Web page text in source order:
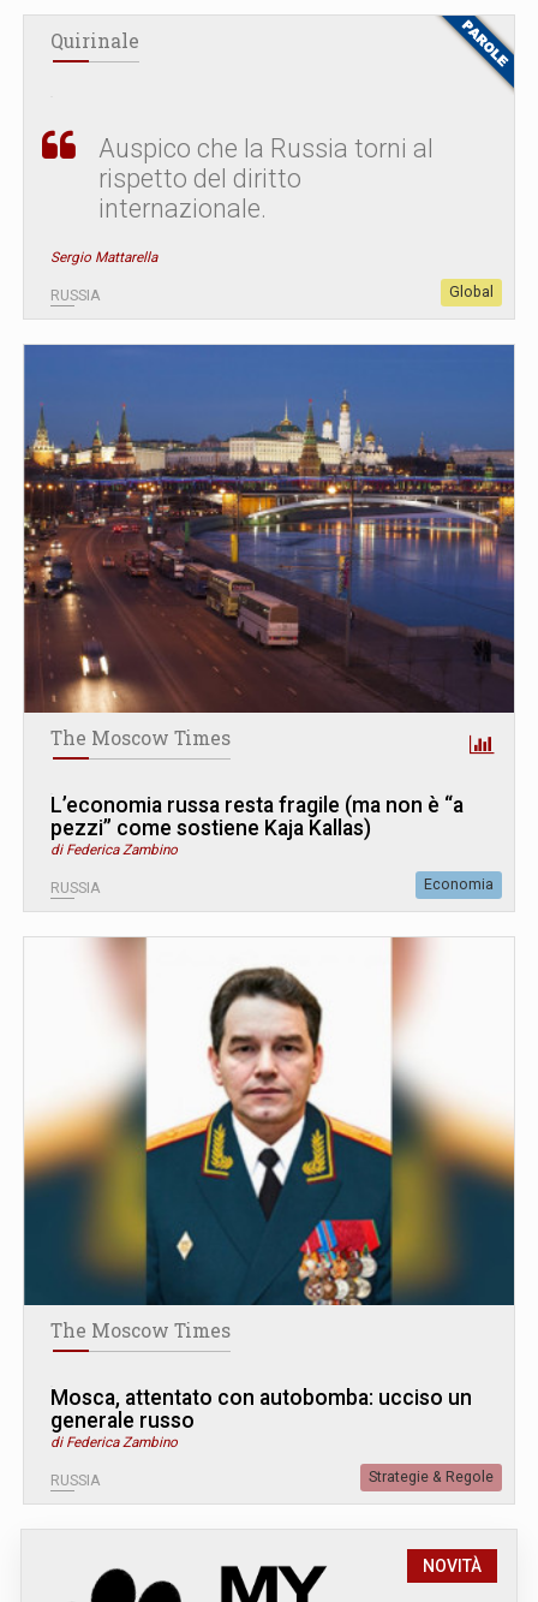
Quirinale
Auspico che la Russia torni al
rispetto del diritto
internazionale.
Sergio Mattarella
RUSSIA Global
The Moscow Times
L’economia russa resta fragile (ma non è “a
pezzi” come sostiene Kaja Kallas)
di Federica Zambino
RUSSIA Economia
The Moscow Times
Mosca, attentato con autobomba: ucciso un
generale russo
di Federica Zambino
RUSSIA Strategie & Regole
NOVITÀ